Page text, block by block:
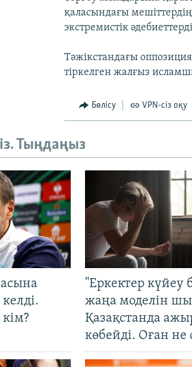
қаласындағы
экстремистік
Тәжікстандағы
тіркелген жалғыз
Бөлісу VPN-сіз оқу
Тыңдаңыз
"Еркектер күйеу
жаңа моделін
Қазақстанда
көбейді. Оған не